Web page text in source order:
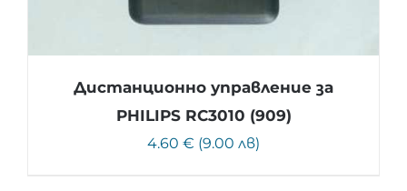
Дистанционно управление за
PHILIPS RC3010 (909)
4.60 € (9.00 лв)